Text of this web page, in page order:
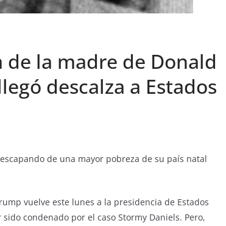
la madre de Donald
descalza a Estados
de una mayor pobreza de su país natal
vuelve este lunes a la presidencia de Estados
condenado por el caso Stormy Daniels. Pero,